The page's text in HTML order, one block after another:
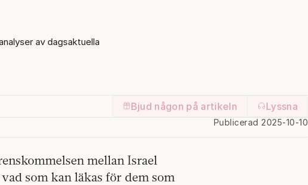
av dagsaktuella
Bjud någon på artikeln Lyssna
Publicerad 2025-10-10
mellan Israel
som kan läkas för dem som